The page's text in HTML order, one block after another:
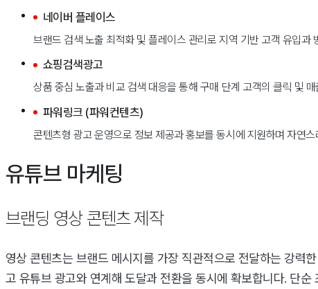
네이버 플레이스
브랜드 검색 노출 최적화 및 플레이스 관리로 지역 기반 고객 유입과
쇼핑검색광고
상품 중심 노출과 비교 검색 대응을 통해 구매 단계 고객의 클릭 및
파워링크 (파워컨텐츠)
콘텐츠형 광고 운영으로 정보 제공과 홍보를 동시에 지원하며 자연
유튜브 마케팅
브랜딩 영상 콘텐츠 제작
영상 콘텐츠는 브랜드 메시지를 가장 직관적으로 전달하는 강력
고 유튜브 광고와 연계해 도달과 전환을 동시에 확보합니다. 단